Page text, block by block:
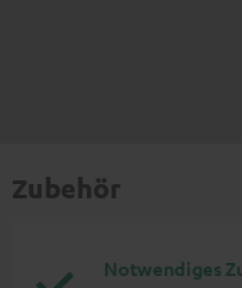
Zubehör
Notwendiges